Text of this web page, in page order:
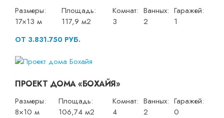
Размеры:
17×13 м
Площадь:
117,9 м2
Комнат:
3
Ванных:
2
Гаражей:
1
ОТ 3.831.750 РУБ.
ПРОЕКТ ДОМА «БОХАЙЯ»
Размеры:
8×10 м
Площадь:
106,74 м2
Комнат:
4
Ванных:
2
Гаражей:
0